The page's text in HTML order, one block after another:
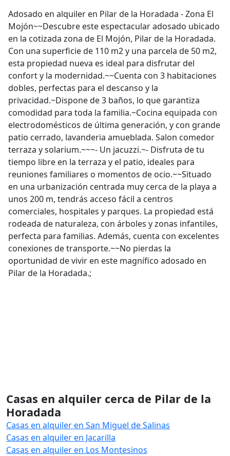
Adosado en alquiler en Pilar de la Horadada - Zona El
Mojón~~Descubre este espectacular adosado ubicado
en la cotizada zona de El Mojón, Pilar de la Horadada.
Con una superficie de 110 m2 y una parcela de 50 m2,
esta propiedad nueva es ideal para disfrutar del
confort y la modernidad.~~Cuenta con 3 habitaciones
dobles, perfectas para el descanso y la
privacidad.~Dispone de 3 baños, lo que garantiza
comodidad para toda la familia.~Cocina equipada con
electrodomésticos de última generación, y con grande
patio cerrado, lavanderia amueblada. Salon comedor
terraza y solarium.~~~- Un jacuzzi.~- Disfruta de tu
tiempo libre en la terraza y el patio, ideales para
reuniones familiares o momentos de ocio.~~Situado
en una urbanización centrada muy cerca de la playa a
unos 200 m, tendrás acceso fácil a centros
comerciales, hospitales y parques. La propiedad está
rodeada de naturaleza, con árboles y zonas infantiles,
perfecta para familias. Además, cuenta con excelentes
conexiones de transporte.~~No pierdas la
oportunidad de vivir en este magnífico adosado en
Pilar de la Horadada.;
Casas en alquiler cerca de Pilar de la
Horadada
Casas en alquiler en San Miguel de Salinas
Casas en alquiler en Jacarilla
Casas en alquiler en Los Montesinos